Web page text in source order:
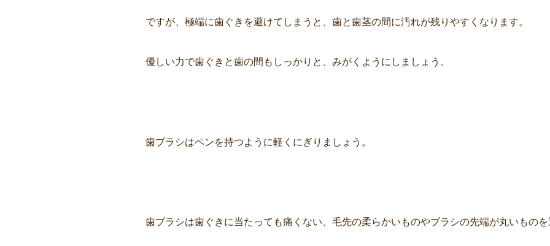
ですが、極端に歯ぐきを避けてしまうと、歯と歯茎の間に汚れが残りやすくなります。
優しい力で歯ぐきと歯の間もしっかりと、みがくようにしましょう。
歯ブラシはペンを持つように軽くにぎりましょう。
歯ブラシは歯ぐきに当たっても痛くない、毛先の柔らかいものやブラシの先端が丸いものを